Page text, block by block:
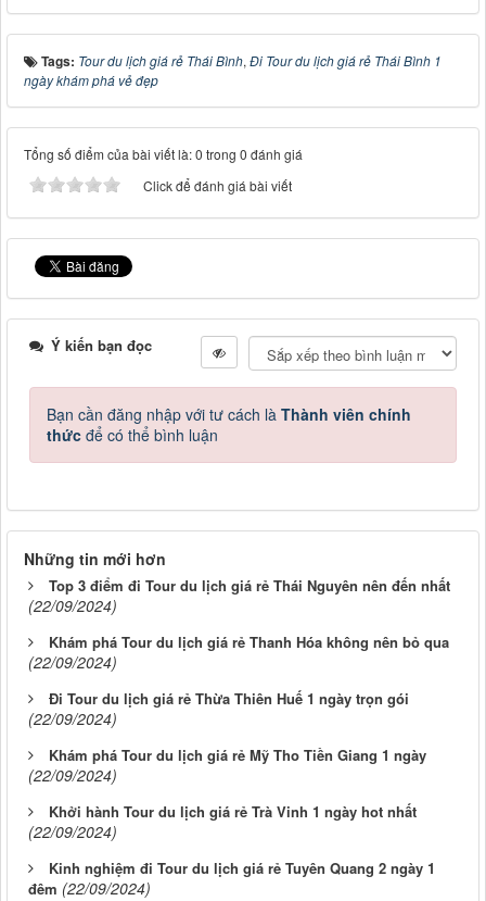
Tags: Tour du lịch giá rẻ Thái Bình, Đi Tour du lịch giá rẻ Thái Bình 1
ngày khám phá vẻ đẹp
Tổng số điểm của bài viết là: 0 trong 0 đánh giá
Click để đánh giá bài viết
Ý kiến bạn đọc
Bạn cần đăng nhập với tư cách là Thành viên chính
thức để có thể bình luận
Những tin mới hơn
Top 3 điểm đi Tour du lịch giá rẻ Thái Nguyên nên đến nhất
(22/09/2024)
Khám phá Tour du lịch giá rẻ Thanh Hóa không nên bỏ qua
(22/09/2024)
Đi Tour du lịch giá rẻ Thừa Thiên Huế 1 ngày trọn gói
(22/09/2024)
Khám phá Tour du lịch giá rẻ Mỹ Tho Tiền Giang 1 ngày
(22/09/2024)
Khởi hành Tour du lịch giá rẻ Trà Vinh 1 ngày hot nhất
(22/09/2024)
Kinh nghiệm đi Tour du lịch giá rẻ Tuyên Quang 2 ngày 1
đêm (22/09/2024)